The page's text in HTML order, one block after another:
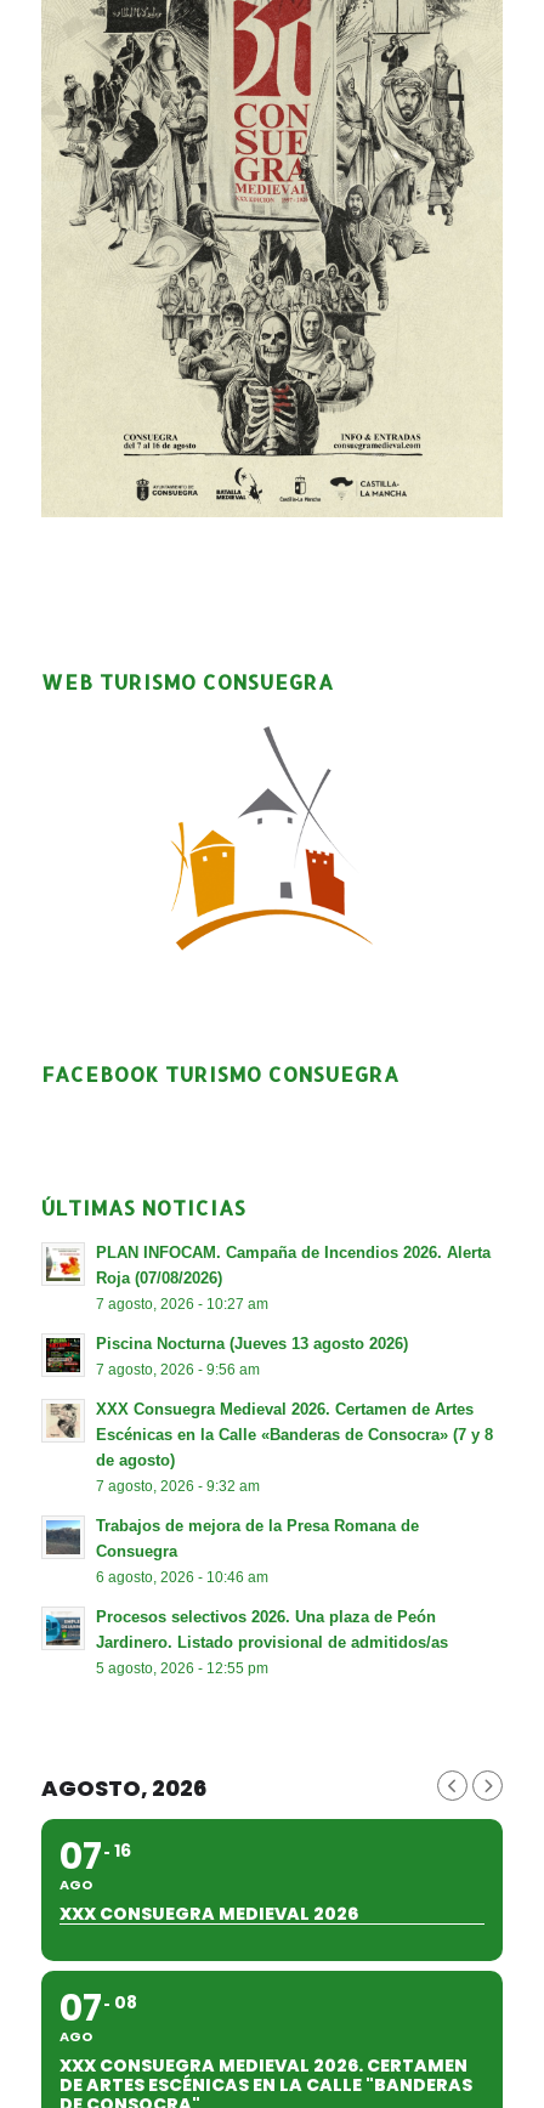
WEB TURISMO CONSUEGRA
FACEBOOK TURISMO CONSUEGRA
ÚLTIMAS NOTICIAS
PLAN INFOCAM. Campaña de Incendios 2026. Alerta
Roja (07/08/2026)
7 agosto, 2026 - 10:27 am
Piscina Nocturna (Jueves 13 agosto 2026)
7 agosto, 2026 - 9:56 am
XXX Consuegra Medieval 2026. Certamen de Artes
Escénicas en la Calle «Banderas de Consocra» (7 y 8
de agosto)
7 agosto, 2026 - 9:32 am
Trabajos de mejora de la Presa Romana de
Consuegra
6 agosto, 2026 - 10:46 am
Procesos selectivos 2026. Una plaza de Peón
Jardinero. Listado provisional de admitidos/as
5 agosto, 2026 - 12:55 pm
AGOSTO, 2026
07
AGO
16
XXX CONSUEGRA MEDIEVAL 2026
07
AGO
08
XXX CONSUEGRA MEDIEVAL 2026. CERTAMEN
DE ARTES ESCÉNICAS EN LA CALLE "BANDERAS